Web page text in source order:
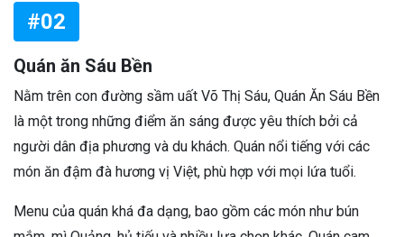
#02
Quán ăn Sáu Bền
Nằm trên con đường sầm uất Võ Thị Sáu, Quán Ăn Sáu Bền
là một trong những điểm ăn sáng được yêu thích bởi cả
người dân địa phương và du khách. Quán nổi tiếng với các
món ăn đậm đà hương vị Việt, phù hợp với mọi lứa tuổi.
Menu của quán khá đa dạng, bao gồm các món như bún